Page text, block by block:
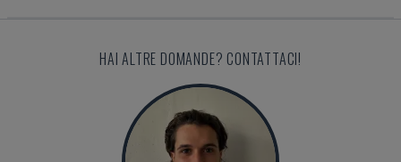
HAI ALTRE DOMANDE? CONTATTACI!